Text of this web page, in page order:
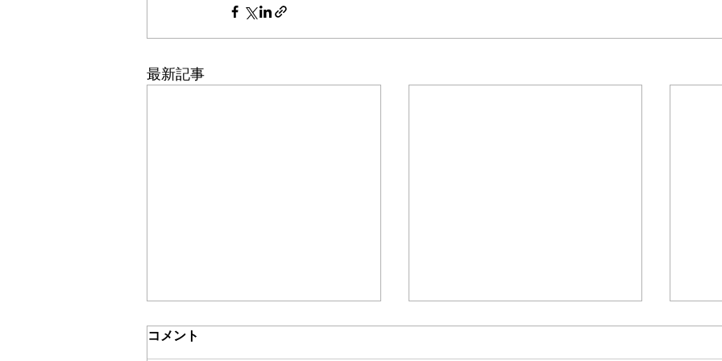
最新記事
コメント